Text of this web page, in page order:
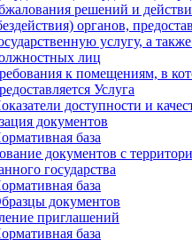
решений и
органов,
услугу, а
лиц
к помещениям, в
Услуга
доступности и
документов
база
документов с
государства
база
документов
приглашений
база